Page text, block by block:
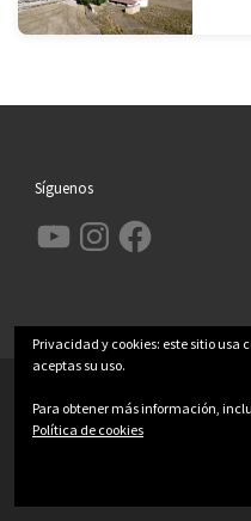
Síguenos
YouTube InstagramFacebook
Funciona con
Privacidad y cookies: este sitio usa
aceptas su uso.
Para obtener más información,
Política de cookies